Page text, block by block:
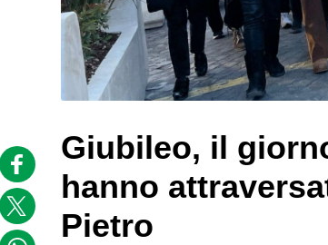
Giubileo, il
hanno
Pietro